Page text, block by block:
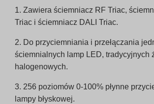
1. Zawiera ściemniacz RF Triac,
Triac i ściemniacz DALI Triac.
2. Do przyciemniania i przełączania
ściemnialnych lamp LED, tradycyjnych
halogenowych.
3. 256 poziomów 0-100% płynne
lampy błyskowej.